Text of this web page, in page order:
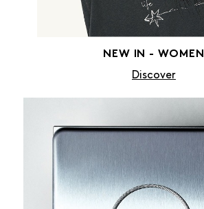
NEW IN - WOMEN
Discover